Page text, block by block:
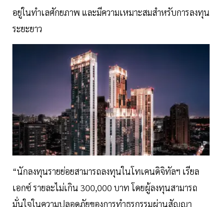
อยู่ในทำเลศักยภาพ และมีความเหมาะสมสำหรับการลงทุน
ระยะยาว
“นักลงทุนรายย่อยสามารถลงทุนในโทเคนดิจิทัลฯ เรียล
เอกซ์ รายละไม่เกิน 300,000 บาท โดยผู้ลงทุนสามารถ
มั่นใจในความปลอดภัยของการทำธุรกรรมผ่านสัญญา